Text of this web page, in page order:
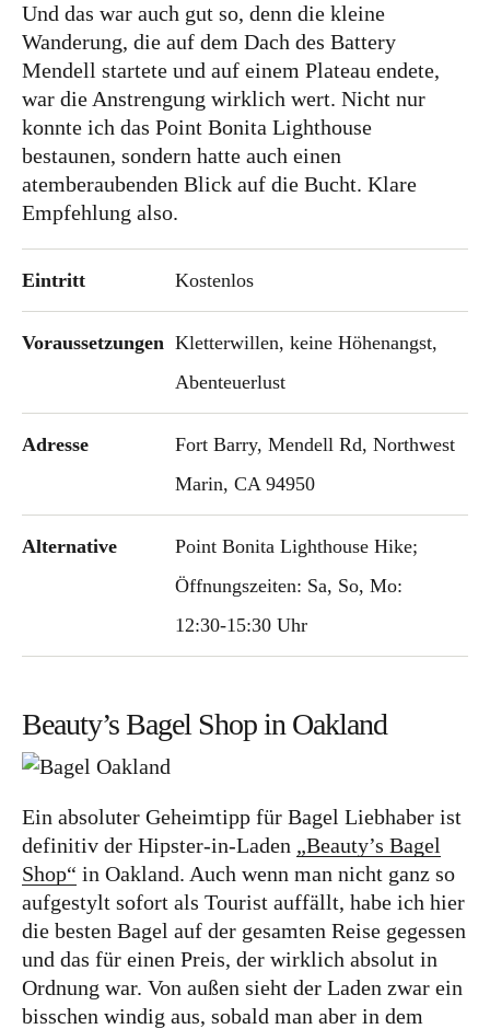
Und das war auch gut so, denn die kleine
Wanderung, die auf dem Dach des Battery
Mendell startete und auf einem Plateau endete,
war die Anstrengung wirklich wert. Nicht nur
konnte ich das Point Bonita Lighthouse
bestaunen, sondern hatte auch einen
atemberaubenden Blick auf die Bucht. Klare
Empfehlung also.
Eintritt Kostenlos
Voraussetzungen Kletterwillen, keine Höhenangst,
Abenteuerlust
Adresse
Fort Barry, Mendell Rd, Northwest
Marin, CA 94950
Alternative
Point Bonita Lighthouse Hike;
Öffnungszeiten: Sa, So, Mo:
12:30-15:30 Uhr
Beauty’s Bagel Shop in Oakland
Ein absoluter Geheimtipp für Bagel Liebhaber ist
definitiv der Hipster-in-Laden „Beauty’s Bagel
Shop“ in Oakland. Auch wenn man nicht ganz so
aufgestylt sofort als Tourist auffällt, habe ich hier
die besten Bagel auf der gesamten Reise gegessen
und das für einen Preis, der wirklich absolut in
Ordnung war. Von außen sieht der Laden zwar ein
bisschen windig aus, sobald man aber in dem